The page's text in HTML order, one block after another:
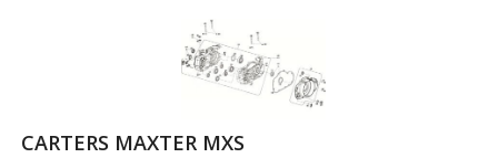
CARTERS MAXTER MXS